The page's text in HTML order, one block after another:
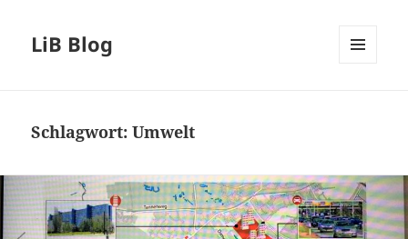
LiB Blog
Schlagwort:Umwelt